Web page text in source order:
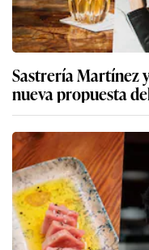
Sastrería Martínez
nueva propuesta